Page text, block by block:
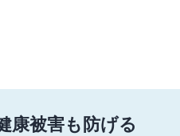
康被害も防げる